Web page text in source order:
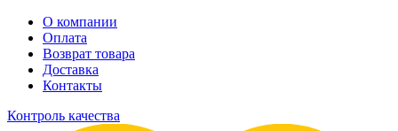
О компании
Оплата
Возврат товара
Доставка
Контакты
Контроль качества